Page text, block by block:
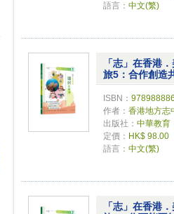
語言： 中文(繁)
「志」在香港
旅5：合作創造
ISBN：
作者： 香港地方志
出版社： 中華教育
定價： HK$ 98.00
語言： 中文(繁)
「志」在香港